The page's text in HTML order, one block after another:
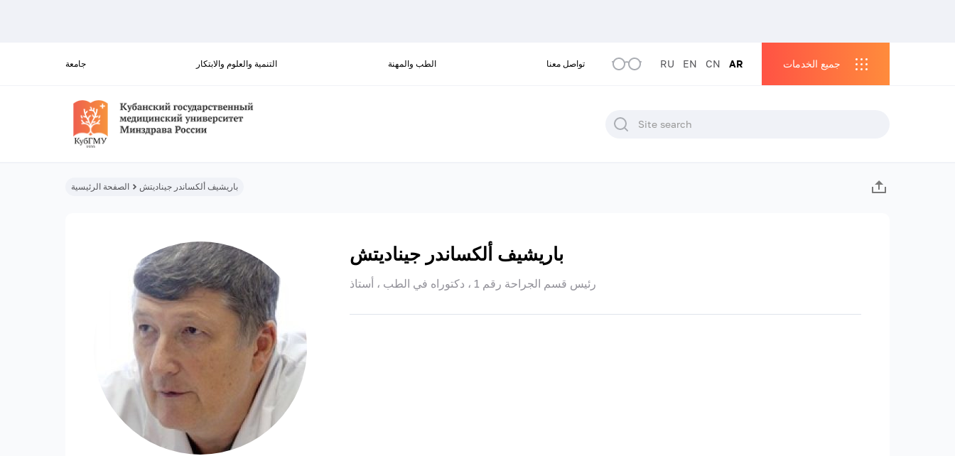
جامعة التنمية والعلوم والابتكار الطب والمهنة تواصل معنا RU EN CN AR جميع الخدمات
الصفحة الرئيسية باريشيف ألكساندر جيناديتش
باريشيف ألكساندر جيناديتش
رئيس قسم الجراحة رقم 1 ، دكتوراه في الطب ، أستاذ